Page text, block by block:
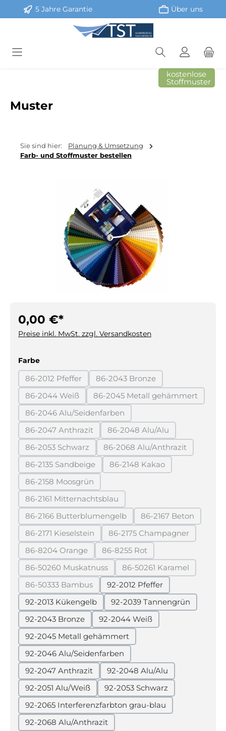
Zum Hauptinhalt springen
5 Jahre Garantie Über uns
kostenlose
Stoffmuster
Muster
Sie sind hier:
Planung & Umsetzung
Farb- und Stoffmuster bestellen
0,00 €*
Preise inkl. MwSt. zzgl. Versandkosten
Farbeauswählen
86-2012 Pfeffer
(Diese Option ist zurzeit nicht verfügbar.)
86-2043 Bronze
(Diese Option ist zurzeit nicht
86-2044 Weiß
(Diese Option ist zurzeit nicht verfügbar.)
86-2045 Metall gehämmert
(Diese Option ist
86-2046 Alu/Seidenfarben
(Diese Option ist zurzeit nicht verfügbar.)
86-2047 Anthrazit
(Diese Option ist zurzeit nicht verfügbar.)
86-2048 Alu/Alu
(Diese Option ist zurzeit
86-2053 Schwarz
(Diese Option ist zurzeit nicht verfügbar.)
86-2068 Alu/Anthrazit
(Diese Option ist zurzeit
86-2135 Sandbeige
(Diese Option ist zurzeit nicht verfügbar.)
86-2148 Kakao
(Diese Option ist zurzeit
86-2158 Moosgrün
(Diese Option ist zurzeit nicht verfügbar.)
86-2161 Mitternachtsblau
(Diese Option ist zurzeit nicht verfügbar.)
86-2166 Butterblumengelb
(Diese Option ist zurzeit nicht verfügbar.)
86-2167 Beton
(Diese Option ist
86-2171 Kieselstein
(Diese Option ist zurzeit nicht verfügbar.)
86-2175 Champagner
(Diese Option ist
86-8204 Orange
(Diese Option ist zurzeit nicht verfügbar.)
86-8255 Rot
(Diese Option ist zurzeit nicht
86-50260 Muskatnuss
(Diese Option ist zurzeit nicht verfügbar.)
86-50261 Karamel
(Diese Option ist
86-50333 Bambus
(Diese Option ist zurzeit nicht verfügbar.)
92-2012 Pfeffer
92-2013 Kükengelb
92-2039 Tannengrün
92-2043 Bronze
92-2044 Weiß
92-2045 Metall gehämmert
92-2046 Alu/Seidenfarben
92-2047 Anthrazit
92-2048 Alu/Alu
92-2051 Alu/Weiß
92-2053 Schwarz
92-2065 Interferenzfarbton grau-blau
92-2068 Alu/Anthrazit